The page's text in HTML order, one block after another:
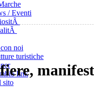
/ Eventi
noi
turistiche
link
sito